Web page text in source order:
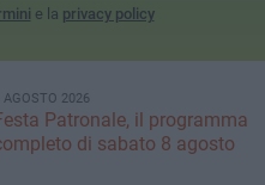
e la privacy policy
AGOSTO 2026
Patronale, il programma
di sabato 8 agosto